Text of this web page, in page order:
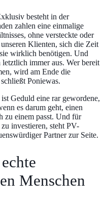
besteht in der
zahlen eine einmalige
ohne versteckte oder
Klienten, sich die Zeit
wirklich benötigen. Und
immer aus. Wer bereit
wird am Ende die
Poniewas.
Geduld eine rar gewordene,
es darum geht, einen
zu einem passt. Und für
investieren, steht PV-
Partner zur Seite.
Menschen